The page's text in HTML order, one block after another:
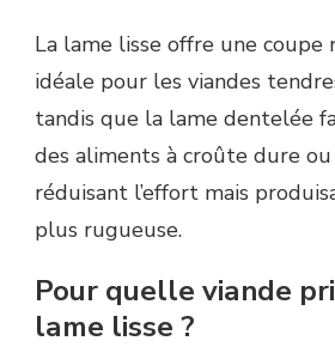
La lame lisse offre une coupe
idéale pour les viandes
tandis que la lame dentelée
des aliments à croûte dure ou
réduisant l’effort mais
plus rugueuse.
Pour quelle viande
lame lisse ?